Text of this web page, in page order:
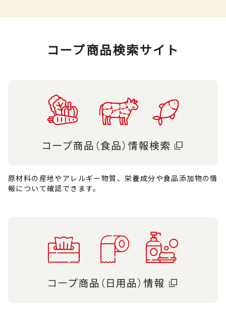
コープ商品検索サイト
原材料の産地やアレルギー物質、栄養成分や食品添加物の情
報について確認できます。